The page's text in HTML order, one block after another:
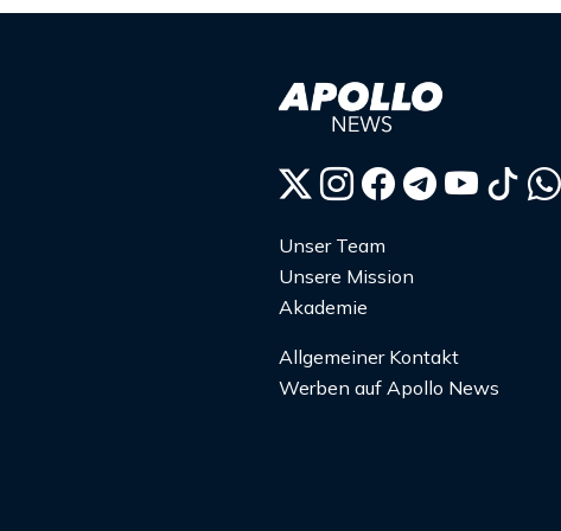
Unser Team
Unsere Mission
Akademie
Allgemeiner Kontakt
Werben auf Apollo News